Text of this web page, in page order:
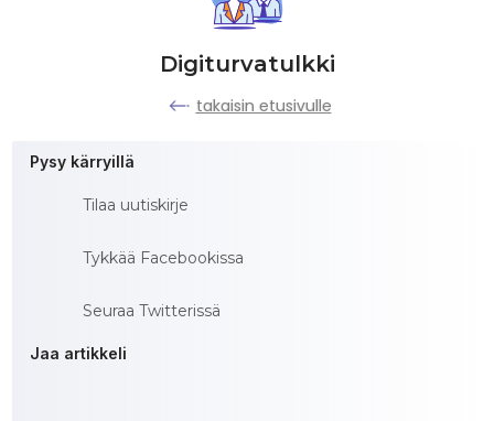
Digiturvatulkki
takaisin etusivulle
Pysy kärryillä
Tilaa uutiskirje
Tykkää Facebookissa
Seuraa Twitterissä
Jaa artikkeli